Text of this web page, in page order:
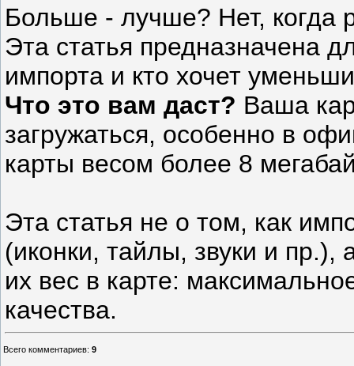
Больше - лучше? Нет, когда
Эта статья предназначена
импорта и кто хочет
Что это вам даст? Ваша
загружаться, особенно в
карты весом более 8
Эта статья не о том, как
(иконки, тайлы, звуки и
их вес в карте:
качества.
Всего комментариев: 9